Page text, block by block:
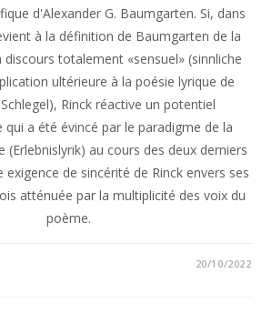
d'Alexander G. Baumgarten. Si, dans
à la définition de Baumgarten de la
totalement «sensuel» (sinnliche
ultérieure à la poésie lyrique de
Rinck réactive un potentiel
a été évincé par le paradigme de la
(Erlebnislyrik) au cours des deux derniers
exigence de sincérité de Rinck envers ses
atténuée par la multiplicité des voix du
poème.
20/10/2022